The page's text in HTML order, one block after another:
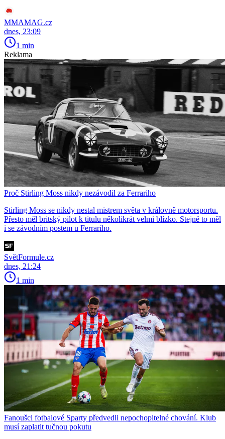
MMAMAG.cz
dnes, 23:09
1 min
Reklama
Proč Stirling Moss nikdy nezávodil za Ferrariho
Stirling Moss se nikdy nestal mistrem světa v královně motorsportu.
Přesto měl britský pilot k titulu několikrát velmi blízko. Stejně to měl
i se závodním postem u Ferrariho.
SvětFormule.cz
dnes, 21:24
1 min
Fanoušci fotbalové Sparty předvedli nepochopitelné chování. Klub
musí zaplatit tučnou pokutu